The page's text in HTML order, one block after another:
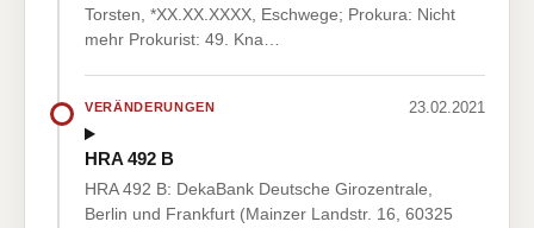
Torsten, *XX.XX.XXXX, Eschwege; Prokura: Nicht
mehr Prokurist: 49. Kna…
VERÄNDERUNGEN 23.02.2021
HRA 492 B
HRA 492 B: DekaBank Deutsche Girozentrale,
Berlin und Frankfurt (Mainzer Landstr. 16, 60325